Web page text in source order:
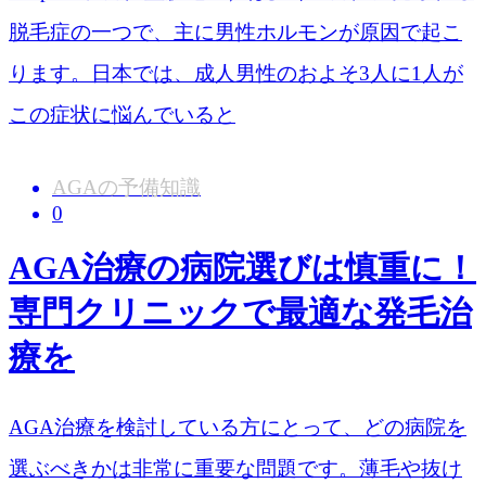
脱毛症の一つで、主に男性ホルモンが原因で起こ
ります。日本では、成人男性のおよそ3人に1人が
この症状に悩んでいると
AGAの予備知識
0
AGA治療の病院選びは慎重に！
専門クリニックで最適な発毛治
療を
AGA治療を検討している方にとって、どの病院を
選ぶべきかは非常に重要な問題です。薄毛や抜け